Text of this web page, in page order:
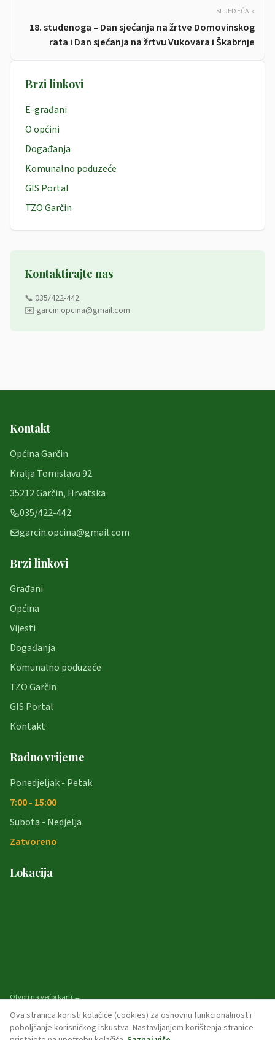
SLJEDEĆA »
18. studenoga – Dan sjećanja na žrtve Domovinskog
rata i Dan sjećanja na žrtvu Vukovara i Škabrnje
Brzi linkovi
E-građani
O općini
Događanja
Komunalno poduzeće
GIS Portal
TZO Garčin
Kontaktirajte nas
📞 035/422-442
✉️ garcin.opcina@gmail.com
Kontakt
Općina Garčin
Kralja Tomislava 92
35212 Garčin, Hrvatska
035/422-442
garcin.opcina@gmail.com
Brzi linkovi
Građani
Općina
Vijesti
Događanja
Komunalno poduzeće
TZO Garčin
GIS Portal
Kontakt
Radno vrijeme
Ponedjeljak - Petak
7:00 - 15:00
Subota - Nedjelja
Zatvoreno
Lokacija
Otvori na većoj karti →
Ova stranica koristi kolačiće (cookies) za osnovnu funkcionalnost i
poboljšanje korisničkog iskustva. Nastavljanjem korištenja stranice